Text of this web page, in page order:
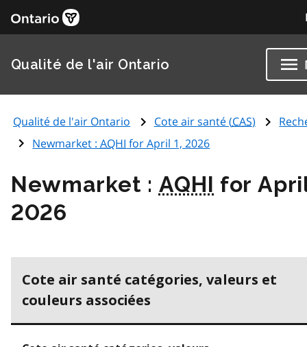
Qualité de l'air Ontario
Qualité de l'air Ontario Cote air santé (CAS)
Newmarket :AQHI for April 1, 2026
Newmarket : AQHI for
2026
Cote air santé catégories, valeurs et
couleurs associées